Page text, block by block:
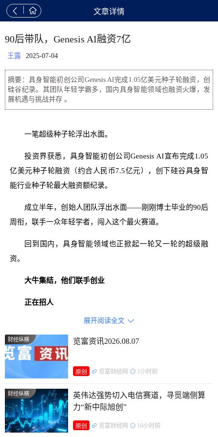
  文章详情
90后带队，Genesis AI融资7亿
王露 2025-07-04
摘要：具身智能初创公司Genesis AI完成1.05亿美元种子轮融资，创
硅谷纪录。其团队年轻学霸多，国内具身智能领域也融资火爆，发
展机遇与挑战并存 。
一笔超级种子轮浮出水面。
投资界获悉，具身智能初创公司Genesis AI宣布完成1.05
亿美元种子轮融资（约合人民币7.5亿元），创下硅谷具身智
能行业种子轮最大融资额纪录。
成立半年，创始人团队浮出水面——刚刚博士毕业的90后
周衔，联手一众年轻学者，闯入这个最火赛道。
回到国内，具身智能领域也正掀起一轮又一轮的超级融
资。
大牛集结，他们联手创业
正在招人
创始人兼CEO周衔是位名副其实的学霸，出生于1994年。
18岁那年，他考入新加坡南洋理工大学机械工程系，并以最高
荣誉毕业。2017年，周衔进入卡内基梅隆大学攻读机器人博士
学位，师从Katerina Fragkiadaki教授。
Genesis AI的诞生要从2022年说起。机缘巧合之下，周衔
来到MIT-IBM Watson AI Lab实习，与淦创教授进行合作，并
结识了日后创业伙伴许臻佳、王尊玄和乔怿凌。
展开阅读全文 
财经纵横 览富资讯2026.08.07
原创 览富财经网 1小时前
财经纵横
英伟达强势切入电信赛道，寻觅端侧算
力“新中际旭创”
原创 览富财经网 16小时前